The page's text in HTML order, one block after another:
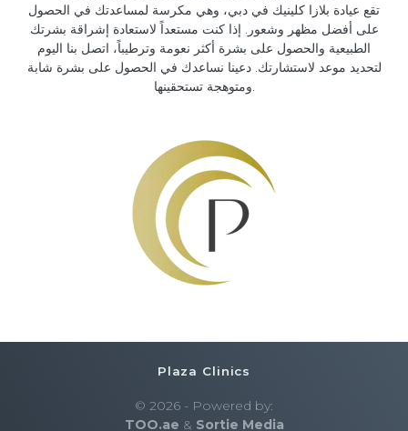
تقع عيادة بلازا كلينيك في دبي، وهي مكرسة لمساعدتك في الحصول
على أفضل مظهر وشعور. إذا كنت مستعداً لاستعادة إشراقة بشرتك
الطبيعية والحصول على بشرة أكثر نعومة وترطيباً، اتصل بنا اليوم
لتحديد موعد لاستشارتك. دعينا نساعدك في الحصول على بشرة شابة
ومتوهجة تستحقينها.
Plaza Clinics
© 2026 - Powered by:
TOO.ae & Sortie Media